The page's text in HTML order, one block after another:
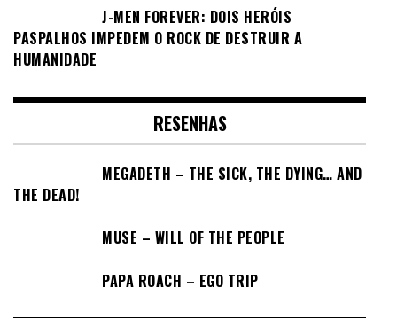
J-MEN FOREVER: DOIS HERÓIS
PASPALHOS IMPEDEM O ROCK DE DESTRUIR A
HUMANIDADE
RESENHAS
MEGADETH – THE SICK, THE DYING… AND
THE DEAD!
MUSE – WILL OF THE PEOPLE
PAPA ROACH – EGO TRIP